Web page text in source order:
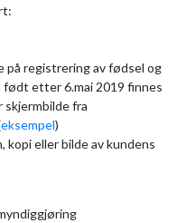
registrering av fødsel og
født etter 6.mai 2019 finnes
skjermbilde fra
eksempel)
kopi eller bilde av kundens